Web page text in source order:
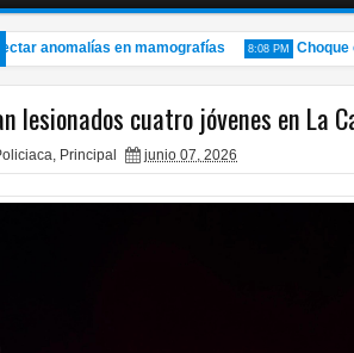
anomalías en mamografías 8:08 PM Choque
lesionados cuatro jóvenes en La
, Principal junio 07, 2026